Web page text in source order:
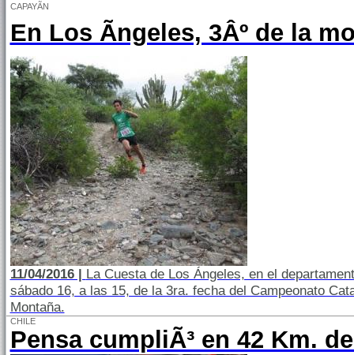
CAPAYÃN
En Los Ãngeles, 3Âº de la
11/04/2016 | La Cuesta de Los Ángeles, en el
sábado 16, a las 15, de la 3ra. fecha del Campeonato
Montaña.
CHILE
Pensa cumpliÃ³ en 42 Km.